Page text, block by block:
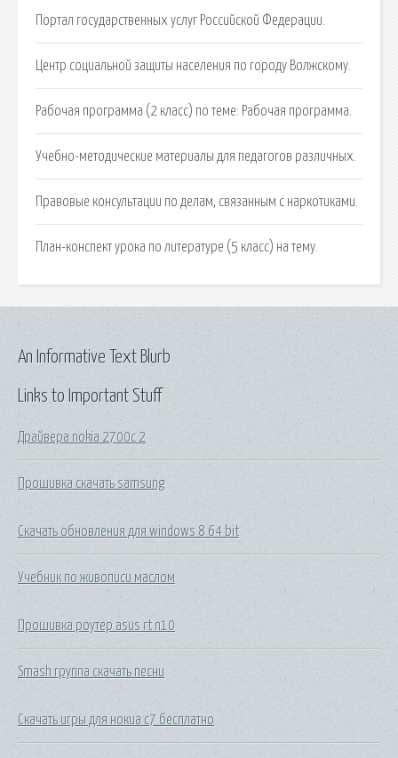
Портал государственных услуг Российской Федерации.
Центр социальной защиты населения по городу Волжскому.
Рабочая программа (2 класс) по теме: Рабочая программа.
Учебно-методические материалы для педагогов различных.
Правовые консультации по делам, связанным с наркотиками.
План-конспект урока по литературе (5 класс) на тему.
Links to Important Stuff
Драйвера nokia 2700c 2
Прошивка скачать samsung
Скачать обновления для windows 8 64 bit
Учебник по живописи маслом
Прошивка роутер asus rt n10
Smash группа скачать песни
Скачать игры для нокиа с7 бесплатно
An Informative Text Blurb